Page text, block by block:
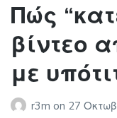
Πώς
βίντεο
με
r3m on 27